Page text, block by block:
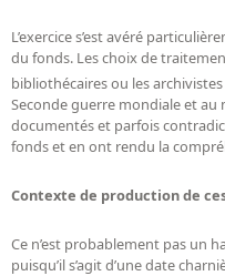
Faire une suggestion de
Fournir un témoignage et/
L’exercice s’est avéré
du fonds. Les choix de
bibliothécaires ou les
Seconde guerre mondiale et au
documentés et parfois
fonds et en ont rendu la
Contexte de production de
Ce n’est probablement pas un
puisqu’il s’agit d’une date